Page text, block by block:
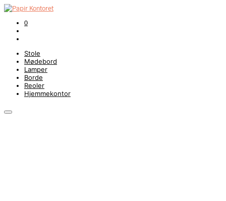
0
Stole
Mødebord
Lamper
Borde
Reoler
Hjemmekontor